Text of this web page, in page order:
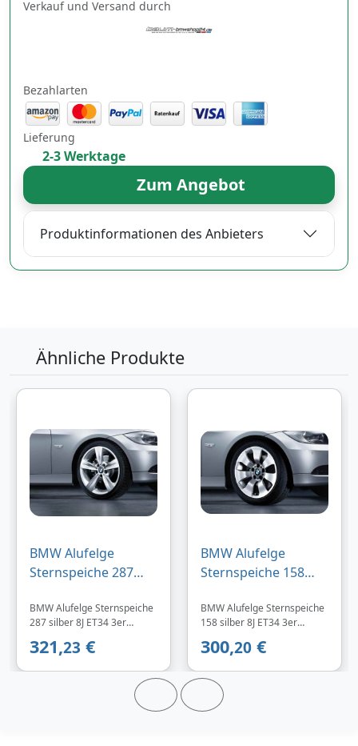
Verkauf und Versand durch
Bezahlarten
Lieferung
2-3 Werktage
Zum Angebot
Produktinformationen des Anbieters
Ähnliche Produkte
BMW Alufelge
Sternspeiche 287
E90/E91/E92/E93
BMW Alufelge Sternspeiche
287 silber 8J ET34 3er
Vorderachse
321,23 €
BMW Alufelge
Sternspeiche 158
E90/E91/E92/E93
BMW Alufelge Sternspeiche
158 silber 8J ET34 3er
300,20 €